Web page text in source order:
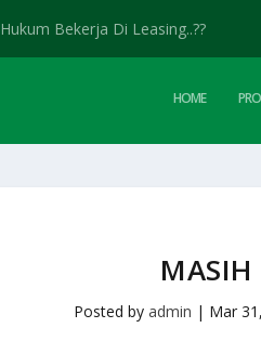
Hukum Bekerja Di Leasing..??
HOME
MASIH
Posted by admin | Mar